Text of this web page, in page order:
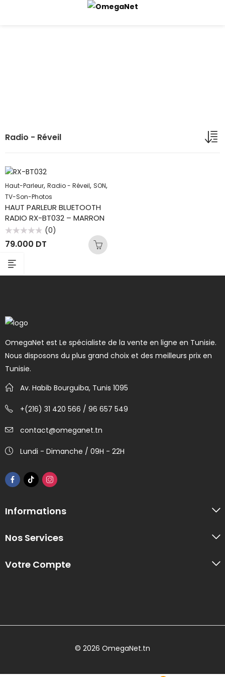
Radio - Réveil
Haut-Parleur, Radio - Réveil, SON,
TV-Son-Photos
HAUT PARLEUR BLUETOOTH
RADIO RX-BT032 – MARRON
0
(0)
79.000 DT
OmegaNet est Le spécialiste de la vente en ligne en Tunisie.
Nous disposons du plus grand choix et des meilleurs prix en
Tunisie.
Av. Habib Bourguiba, Tunis 1095
+(216) 31 420 566 / 96 657 549
contact@omeganet.tn
Lundi - Dimanche / 09H - 22H
Informations
Nos Services
Votre Compte
© 2026 OmegaNet.tn